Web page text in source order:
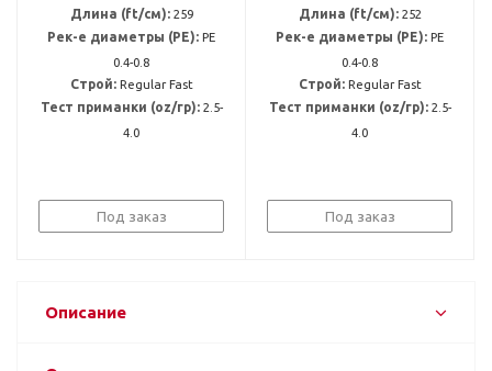
Длина (ft/см): 259
Рек-е диаметры (PE): PE
0.4-0.8
Строй: Regular Fast
Тест приманки (oz/гр): 2.5-
4.0
Под заказ
Длина (ft/см): 252
Рек-е диаметры (PE): PE
0.4-0.8
Строй: Regular Fast
Тест приманки (oz/гр): 2.5-
4.0
Под заказ
Описание